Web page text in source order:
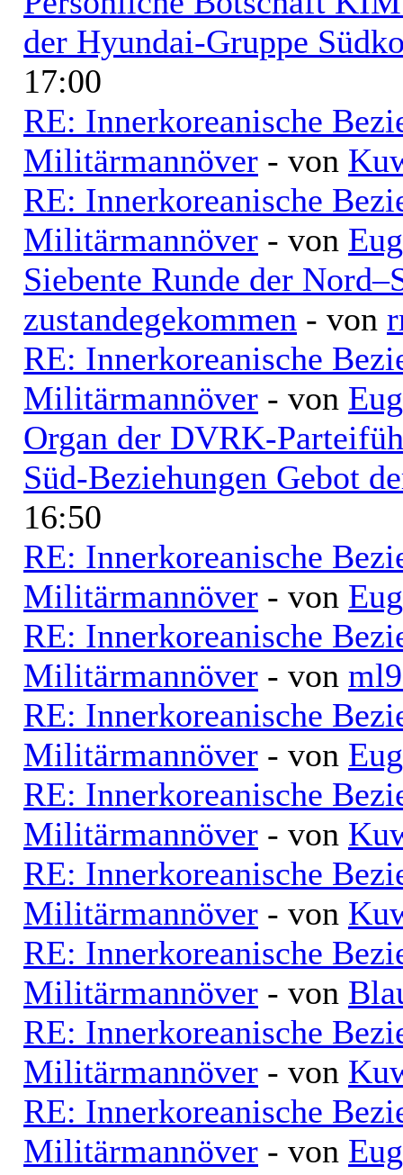
der Hyundai-Gruppe
17:00
RE: Innerkoreanische
Militärmannöver - von
RE: Innerkoreanische
Militärmannöver - von
Siebente Runde der
zustandegekommen - von
RE: Innerkoreanische
Militärmannöver - von
Organ der DVRK-
Süd-Beziehungen Gebot
16:50
RE: Innerkoreanische
Militärmannöver - von
RE: Innerkoreanische
Militärmannöver - von
RE: Innerkoreanische
Militärmannöver - von
RE: Innerkoreanische
Militärmannöver - von
RE: Innerkoreanische
Militärmannöver - von
RE: Innerkoreanische
Militärmannöver - von
RE: Innerkoreanische
Militärmannöver - von
RE: Innerkoreanische
Militärmannöver - von